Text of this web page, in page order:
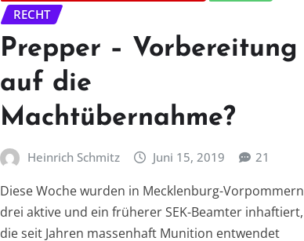
RECHT
Prepper – Vorbereitung
auf die
Machtübernahme?
Heinrich Schmitz Juni 15, 2019 21
Diese Woche wurden in Mecklenburg-Vorpommern
drei aktive und ein früherer SEK-Beamter inhaftiert,
die seit Jahren massenhaft Munition entwendet